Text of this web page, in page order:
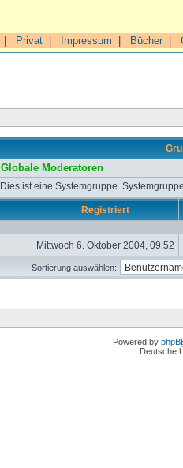
Privat Impressum Bücher|
Globale Moderatoren
Dies ist eine Systemgruppe.
Registriert
Mittwoch 6. Oktober 2004, 09:52
Sortierung auswählen:
Powered by
Deutsche